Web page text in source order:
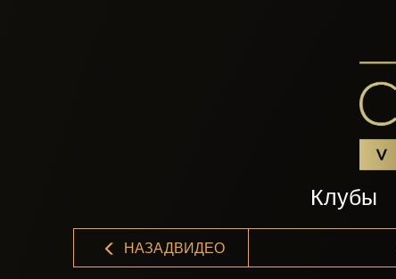
Клубы
НАЗАДВИДЕО